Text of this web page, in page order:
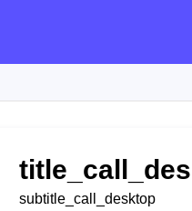
subtitle_call_desktop